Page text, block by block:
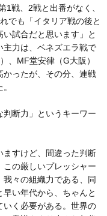
1戦、2戦と出番がなく、
でも「イタリア戦の後と
試合だと思います」と
力は、ベネズエラ戦で
、MF堂安律（G大阪）
かったが、その分、連戦
断力」というキーワー
ますけど、間違った判断
この厳しいプレッシャー
々の組織力である、同
い年代から、ちゃんと
く必要がある。世界の